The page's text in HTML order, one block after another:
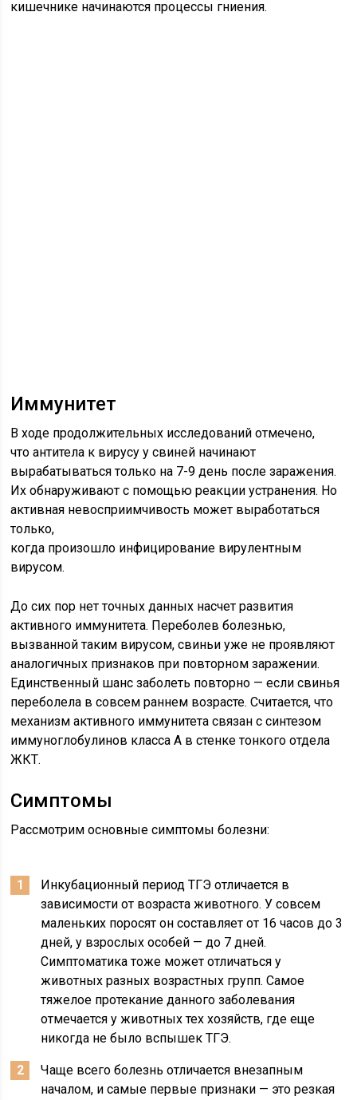
кишечнике начинаются процессы гниения.
Иммунитет
В ходе продолжительных исследований отмечено,
что антитела к вирусу у свиней начинают
вырабатываться только на 7-9 день после заражения.
Их обнаруживают с помощью реакции устранения. Но
активная невосприимчивость может выработаться
только,
когда произошло инфицирование вирулентным
вирусом.
До сих пор нет точных данных насчет развития
активного иммунитета. Переболев болезнью,
вызванной таким вирусом, свиньи уже не проявляют
аналогичных признаков при повторном заражении.
Единственный шанс заболеть повторно — если свинья
переболела в совсем раннем возрасте. Считается, что
механизм активного иммунитета связан с синтезом
иммуноглобулинов класса А в стенке тонкого отдела
ЖКТ.
Симптомы
Рассмотрим основные симптомы болезни:
Инкубационный период ТГЭ отличается в
зависимости от возраста животного. У совсем
маленьких поросят он составляет от 16 часов до 3
дней, у взрослых особей — до 7 дней.
Симптоматика тоже может отличаться у
животных разных возрастных групп. Самое
тяжелое протекание данного заболевания
отмечается у животных тех хозяйств, где еще
никогда не было вспышек ТГЭ.
Чаще всего болезнь отличается внезапным
началом, и самые первые признаки — это резкая